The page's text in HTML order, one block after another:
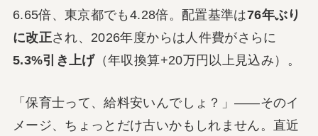
6.65倍、東京都でも4.28倍。配置基準は76年ぶり
に改正され、2026年度からは人件費がさらに
5.3%引き上げ（年収換算+20万円以上見込み）。
「保育士って、給料安いんでしょ？」――そのイ
メージ、ちょっとだけ古いかもしれません。直近